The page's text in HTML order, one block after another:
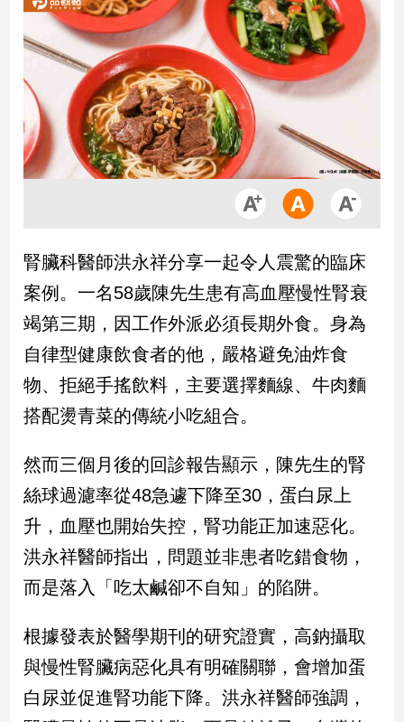
經/
市
地
產
品
政
治
政
治
焦
品
觀
民
調
國
會
點
觀
兩
岸/
腎臟科醫師洪永祥分享一起令人震驚的臨床
案例。一名58歲陳先生患有高血壓慢性腎衰
竭第三期，因工作外派必須長期外食。身為
自律型健康飲食者的他，嚴格避免油炸食
物、拒絕手搖飲料，主要選擇麵線、牛肉麵
搭配燙青菜的傳統小吃組合。
然而三個月後的回診報告顯示，陳先生的腎
絲球過濾率從48急遽下降至30，蛋白尿上
升，血壓也開始失控，腎功能正加速惡化。
洪永祥醫師指出，問題並非患者吃錯食物，
而是落入「吃太鹹卻不自知」的陷阱。
根據發表於醫學期刊的研究證實，高鈉攝取
與慢性腎臟病惡化具有明確關聯，會增加蛋
白尿並促進腎功能下降。洪永祥醫師強調，